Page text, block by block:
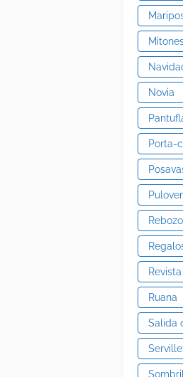
Novia
Porta-
Pulover
Rebozo
Revista
Ruana
Salida